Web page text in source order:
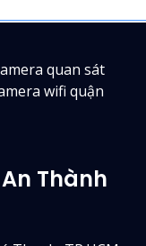
quan sát
wifi quận
Thành